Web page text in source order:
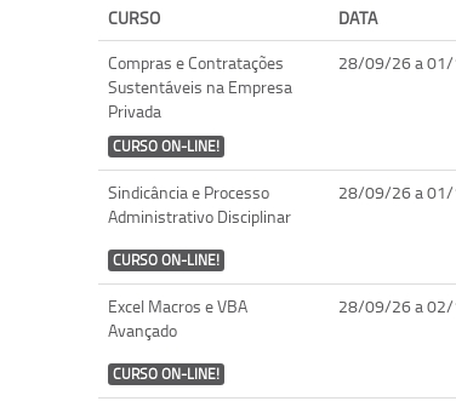
CURSO DATA
Compras e Contratações
Sustentáveis na Empresa
Privada
28/09/26 a
CURSO ON-LINE!
Sindicância e Processo
Administrativo Disciplinar
28/09/26 a
CURSO ON-LINE!
Excel Macros e VBA
Avançado
28/09/26 a
CURSO ON-LINE!